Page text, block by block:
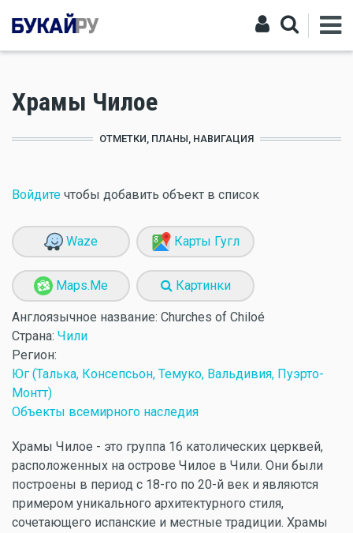
Храмы Чилое
ОТМЕТКИ, ПЛАНЫ, НАВИГАЦИЯ
Войдите чтобы добавить объект в список
Waze Карты Гугл
Maps.Me Картинки
Англоязычное название: Churches of Chiloé
Страна: Чили
Регион:
Юг (Талька, Консепсьон, Темуко, Вальдивия, Пуэрто-
Монтт)
Объекты всемирного наследия
Храмы Чилое - это группа 16 католических церквей,
расположенных на острове Чилое в Чили. Они были
построены в период с 18-го по 20-й век и являются
примером уникального архитектурного стиля,
сочетающего испанские и местные традиции. Храмы